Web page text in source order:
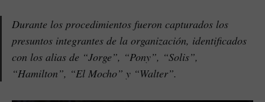
Durante los procedimientos fueron capturados los
presuntos integrantes de la organización, identificados
con los alias de “Jorge”, “Pony”, “Solis”,
“Hamilton”, “El Mocho” y “Walter”.